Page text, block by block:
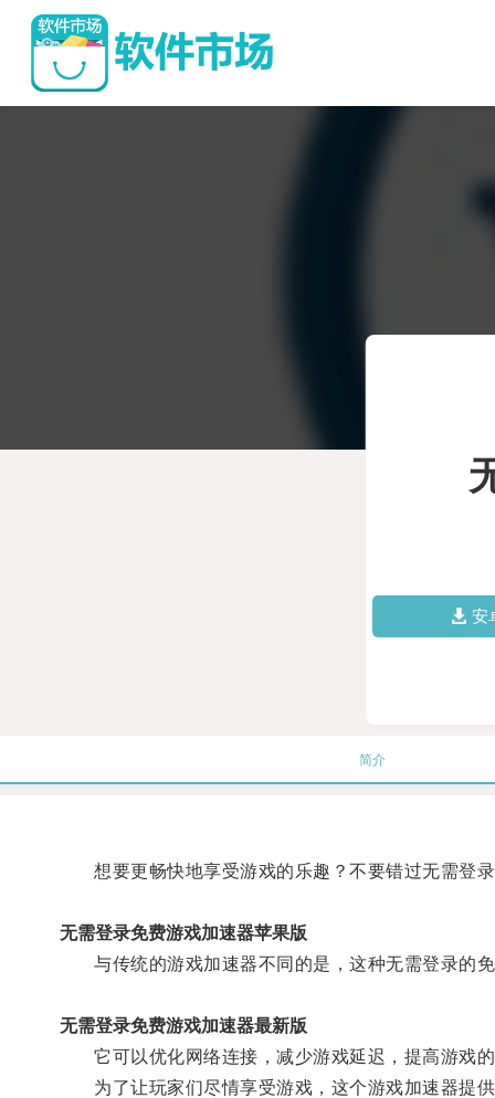
安
简介
想要更畅快地享受游戏的乐趣？不要错过无需登录
无需登录免费游戏加速器苹果版
与传统的游戏加速器不同的是，这种无需登录的免
无需登录免费游戏加速器最新版
它可以优化网络连接，减少游戏延迟，提高游戏
为了让玩家们尽情享受游戏，这个游戏加速器提供